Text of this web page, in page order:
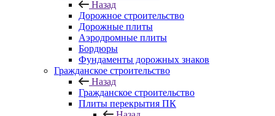
Назад
Дорожное строительство
Дорожные плиты
Аэродромные плиты
Бордюры
Фундаменты дорожных знаков
Гражданское строительство
Назад
Гражданское строительство
Плиты перекрытия ПК